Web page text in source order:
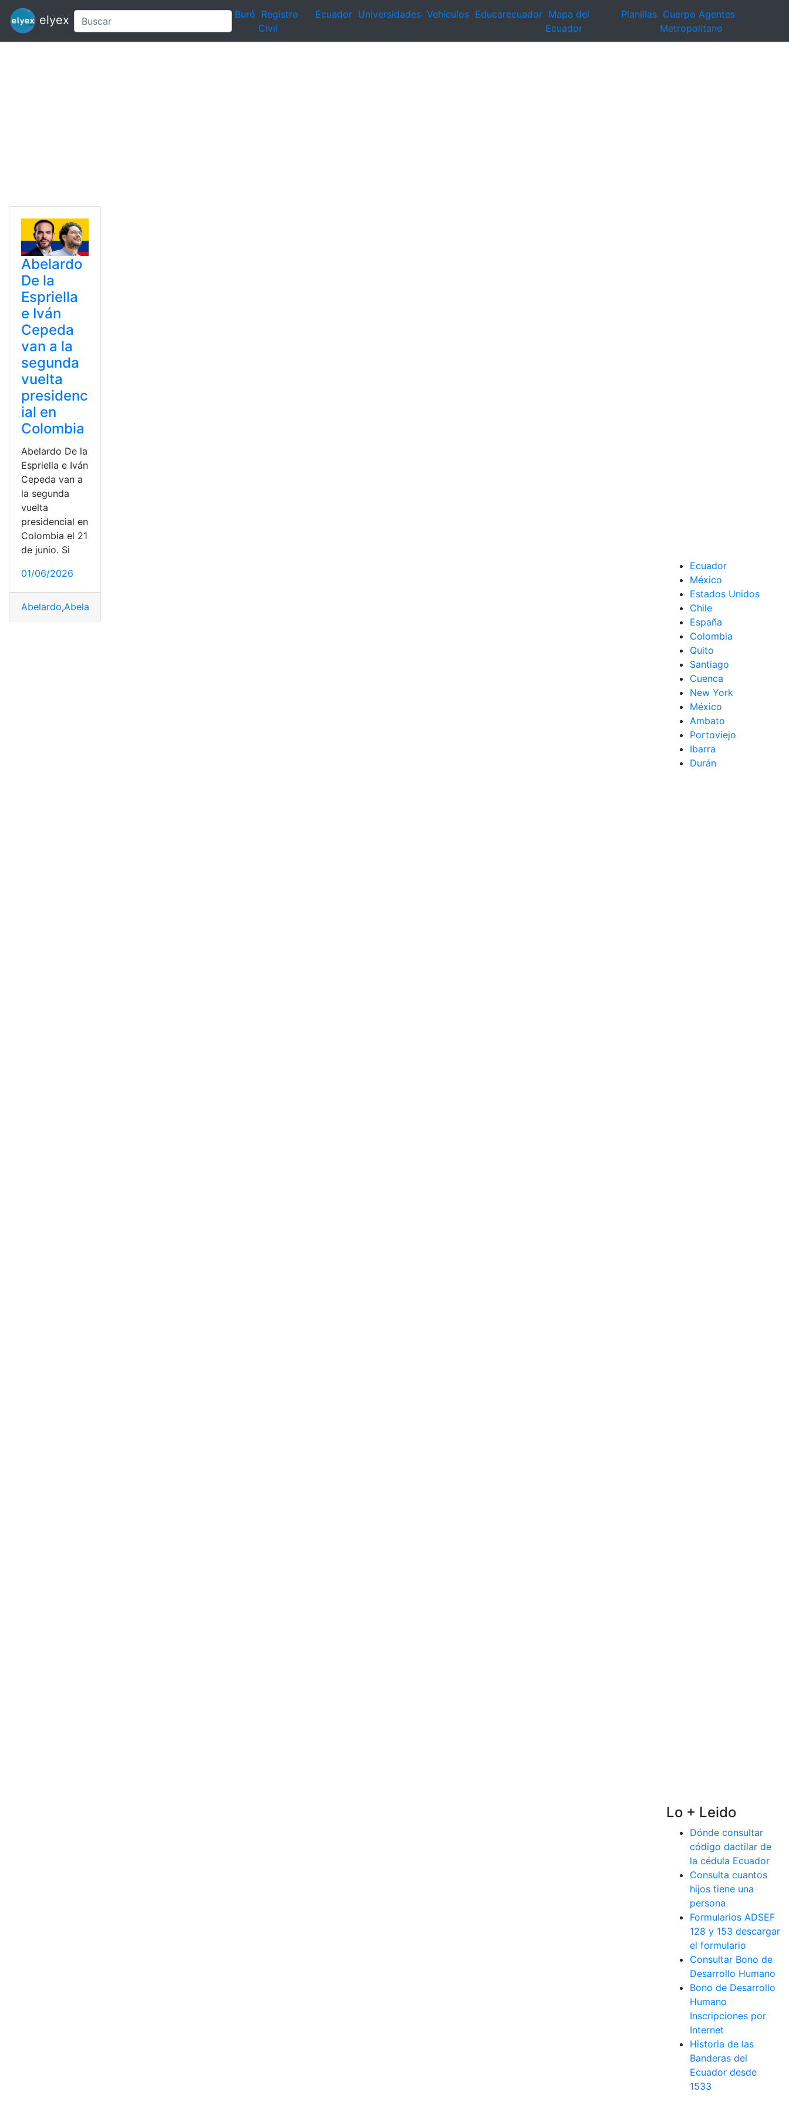
elyex Buró Registro
Civil
Ecuador Universidades Vehículos Educarecuador Mapa del
Ecuador
Planillas Cuerpo Agentes
Metropolitano
Abelardo
De la
Espriella
e Iván
Cepeda
van a la
segunda
vuelta
presidenc
ial en
Colombia
Abelardo De la
Espriella e Iván
Cepeda van a
la segunda
vuelta
presidencial en
Colombia el 21
de junio. Si
01/06/2026
Abelardo,Abelardo De la Espriella
Ecuador
México
Estados Unidos
Chile
España
Colombia
Quito
Santiago
Cuenca
New York
México
Ambato
Portoviejo
Ibarra
Durán
Lo + Leido
Dónde consultar
código dactilar de
la cédula Ecuador
Consulta cuantos
hijos tiene una
persona
Formularios ADSEF
128 y 153 descargar
el formulario
Consultar Bono de
Desarrollo Humano
Bono de Desarrollo
Humano
Inscripciones por
Internet
Historia de las
Banderas del
Ecuador desde
1533